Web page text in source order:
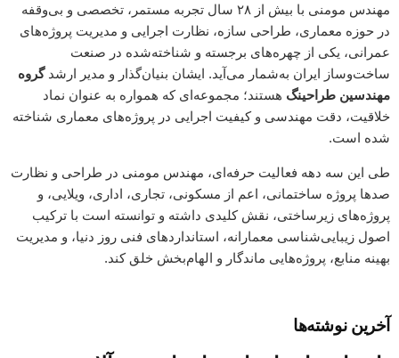
مهندس مومنی با بیش از ۲۸ سال تجربه‌ مستمر، تخصصی و بی‌وقفه
در حوزه معماری، طراحی سازه، نظارت اجرایی و مدیریت پروژه‌های
عمرانی، یکی از چهره‌های برجسته و شناخته‌شده در صنعت
ساخت‌وساز ایران به‌شمار می‌آید. ایشان بنیان‌گذار و مدیر ارشدگروه
مهندسین طراحینگ هستند؛ مجموعه‌ای که همواره به عنوان نماد
خلاقیت، دقت مهندسی و کیفیت اجرایی در پروژه‌های معماری شناخته
شده است.
طی این سه دهه فعالیت حرفه‌ای، مهندس مومنی در طراحی و نظارت
صدها پروژه ساختمانی، اعم از مسکونی، تجاری، اداری، ویلایی، و
پروژه‌های زیرساختی، نقش کلیدی داشته و توانسته است با ترکیب
اصول زیبایی‌شناسی معمارانه، استانداردهای فنی روز دنیا، و مدیریت
بهینه منابع، پروژه‌هایی ماندگار و الهام‌بخش خلق کند.
آخرین نوشته‌ها